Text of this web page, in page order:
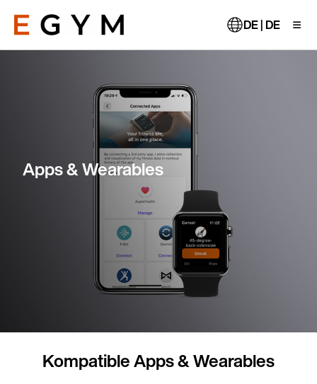
zum
Inhalt DE | DE
Apps & Wearables
Kompatible Apps & Wearables